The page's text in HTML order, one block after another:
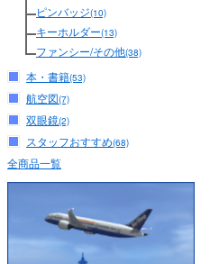
ピンバッジ(10)
キーホルダー(13)
ファンシー/その他(38)
本・書籍(53)
航空図(7)
双眼鏡(2)
スタッフおすすめ(68)
全商品一覧